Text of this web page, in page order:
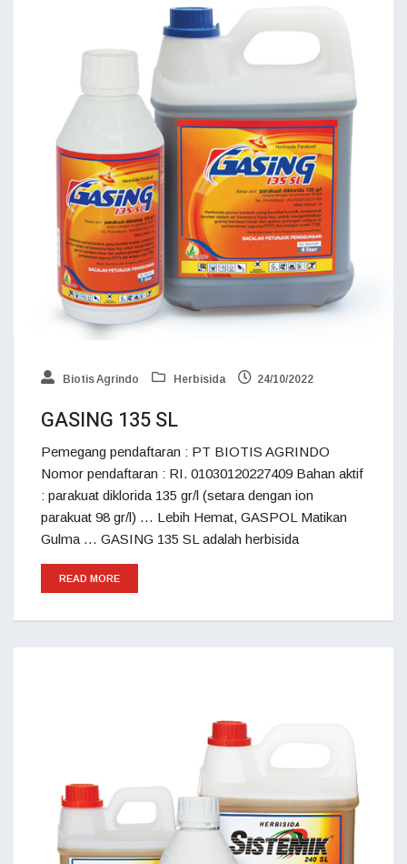
Biotis Agrindo Herbisida 24/10/2022
GASING 135 SL
Pemegang pendaftaran : PT BIOTIS AGRINDO
Nomor pendaftaran : RI. 01030120227409 Bahan aktif
: parakuat diklorida 135 gr/l (setara dengan ion
parakuat 98 gr/l) … Lebih Hemat, GASPOL Matikan
Gulma … GASING 135 SL adalah herbisida
READ MORE